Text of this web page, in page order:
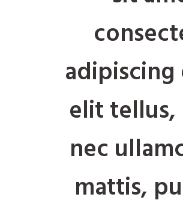
elit
nec
mattis,